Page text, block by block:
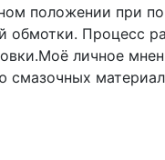
положении при
Процесс
личное
смазочных